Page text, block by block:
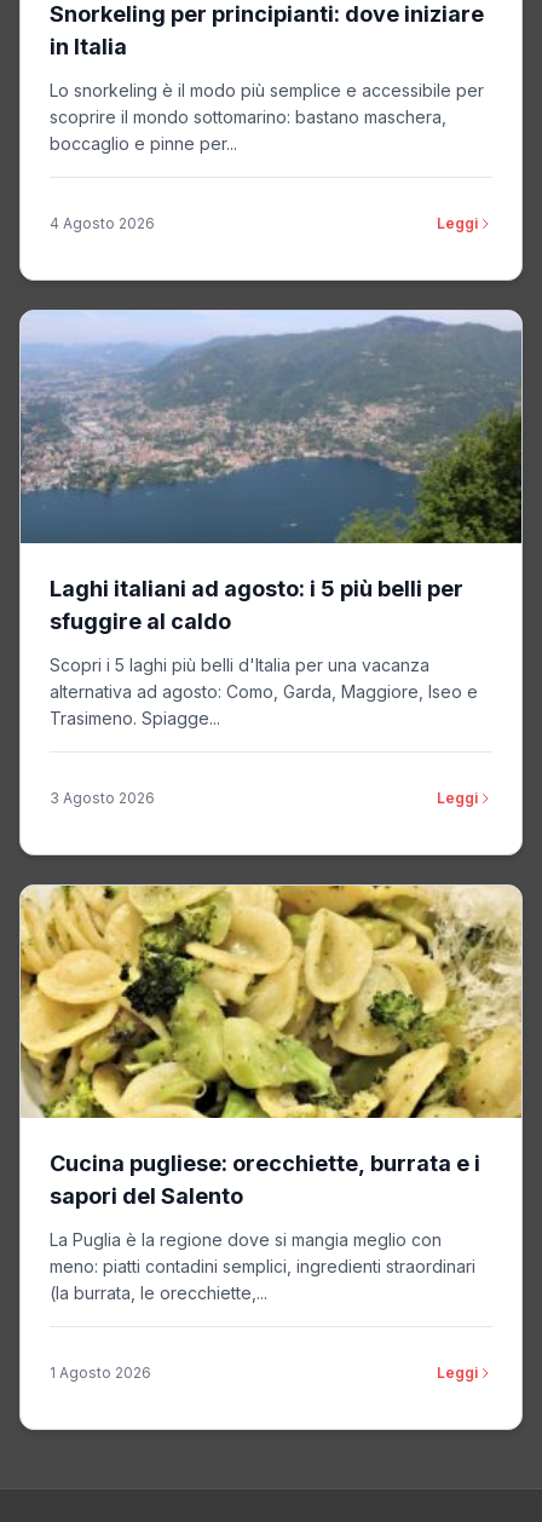
Snorkeling per principianti: dove iniziare
in Italia
Lo snorkeling è il modo più semplice e accessibile per
scoprire il mondo sottomarino: bastano maschera,
boccaglio e pinne per...
4 Agosto 2026 Leggi
Laghi italiani ad agosto: i 5 più belli per
sfuggire al caldo
Scopri i 5 laghi più belli d'Italia per una vacanza
alternativa ad agosto: Como, Garda, Maggiore, Iseo e
Trasimeno. Spiagge...
3 Agosto 2026 Leggi
Cucina pugliese: orecchiette, burrata e i
sapori del Salento
La Puglia è la regione dove si mangia meglio con
meno: piatti contadini semplici, ingredienti straordinari
(la burrata, le orecchiette,...
1 Agosto 2026 Leggi